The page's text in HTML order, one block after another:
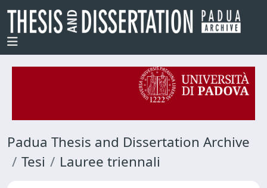
Padua Thesis and Dissertation Archive
Tesi
Lauree triennali